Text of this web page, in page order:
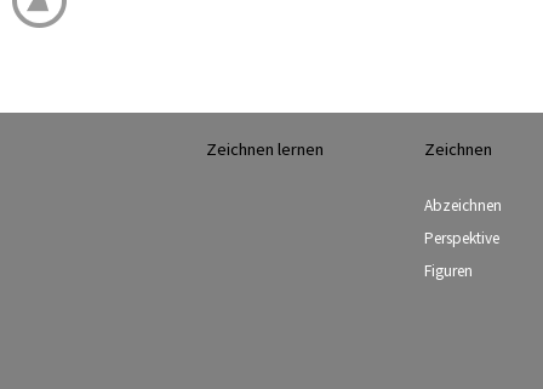
Zeichnen lernen Zeichnen
Abzeichnen
Perspektive
Figuren